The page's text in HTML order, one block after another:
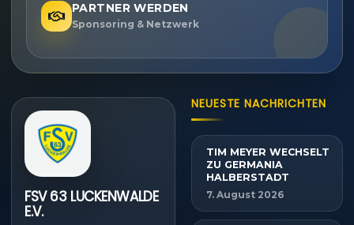
PARTNER WERDEN
Sponsoring & Netzwerk
FSV 63 LUCKENWALDE
E.V.
NEUESTE NACHRICHTEN
TIM MEYER WECHSELT
ZU GERMANIA
HALBERSTADT
7. August 2026